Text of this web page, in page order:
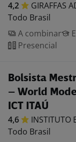
4,2 GIRAFFAS
Todo Brasil
A combinar
Presencial
Bolsista
– World
ICT ITAÚ
4,6 INSTITUTO
Todo Brasil